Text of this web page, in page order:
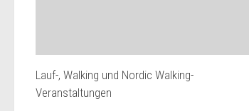
Lauf-, Walking und Nordic Walking-
Veranstaltungen